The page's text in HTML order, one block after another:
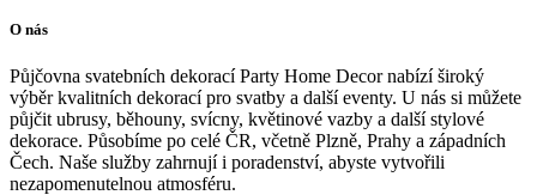
O nás
Půjčovna svatebních dekorací Party Home Decor nabízí široký
výběr kvalitních dekorací pro svatby a další eventy. U nás si můžete
půjčit ubrusy, běhouny, svícny, květinové vazby a další stylové
dekorace. Působíme po celé ČR, včetně Plzně, Prahy a západních
Čech. Naše služby zahrnují i poradenství, abyste vytvořili
nezapomenutelnou atmosféru.